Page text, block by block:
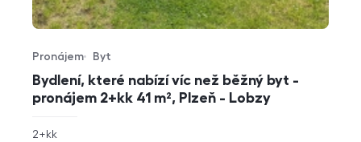
Bydlení, které nabízí víc než běžný byt -
pronájem 2+kk 41 m², Plzeň - Lobzy
Typ nabídky
Pronájem
Typ nemovitosti
Byt
rozměry
2+kk